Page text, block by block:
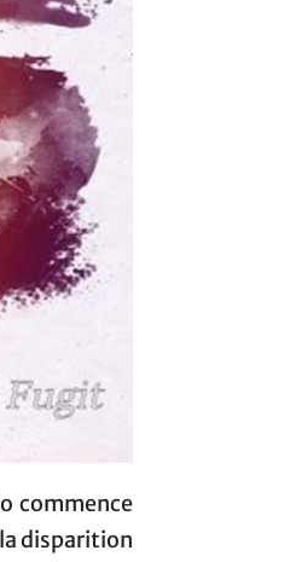
commence
disparition